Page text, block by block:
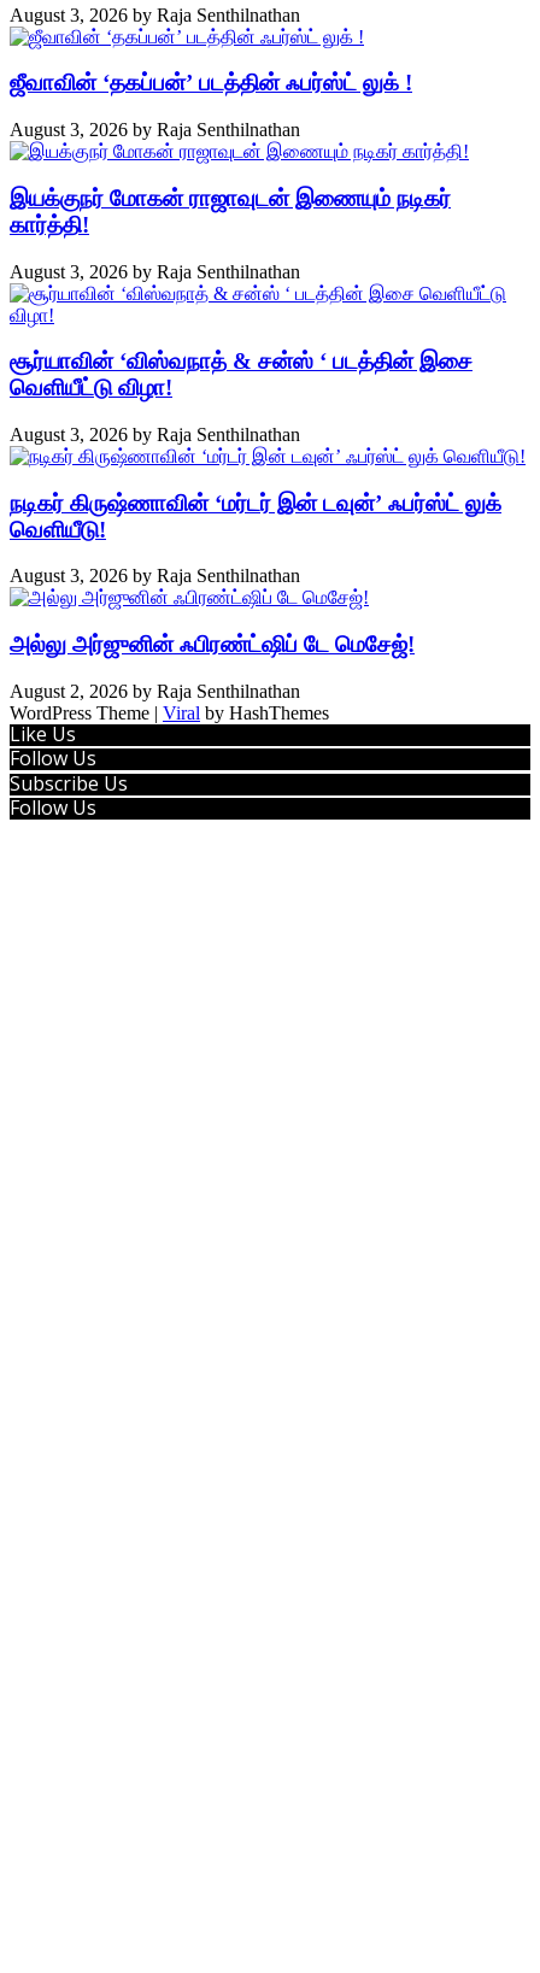
August 3, 2026 by Raja Senthilnathan
ஜீவாவின் ‘தகப்பன்’ படத்தின் ஃபர்ஸ்ட் லுக் !
August 3, 2026 by Raja Senthilnathan
இயக்குநர் மோகன் ராஜாவுடன் இணையும் நடிகர்
கார்த்தி!
August 3, 2026 by Raja Senthilnathan
சூர்யாவின் ‘விஸ்வநாத் & சன்ஸ் ‘ படத்தின் இசை
வெளியீட்டு விழா!
August 3, 2026 by Raja Senthilnathan
நடிகர் கிருஷ்ணாவின் ‘மர்டர் இன் டவுன்’ ஃபர்ஸ்ட் லுக்
வெளியீடு!
August 3, 2026 by Raja Senthilnathan
அல்லு அர்ஜுனின் ஃபிரண்ட்ஷிப் டே மெசேஜ்!
August 2, 2026 by Raja Senthilnathan
WordPress Theme | Viral by HashThemes
Like Us
Follow Us
Subscribe Us
Follow Us